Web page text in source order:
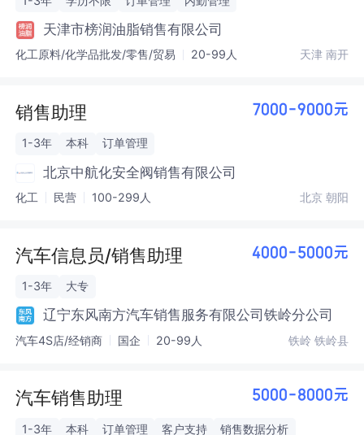
天津市榜润油脂销售有限公司
化工原料/化学品批发/零售/贸易 20-99人 天津 南开
销售助理 7000-9000元
1-3年 本科 订单管理
北京中航化安全阀销售有限公司
化工 民营 100-299人 北京 朝阳
汽车信息员/销售助理 4000-5000元
1-3年 大专
辽宁东风南方汽车销售服务有限公司铁岭分公司
汽车4S店/经销商 国企 20-99人 铁岭 铁岭县
汽车销售助理 5000-8000元
1-3年 本科 订单管理 客户支持 销售数据分析